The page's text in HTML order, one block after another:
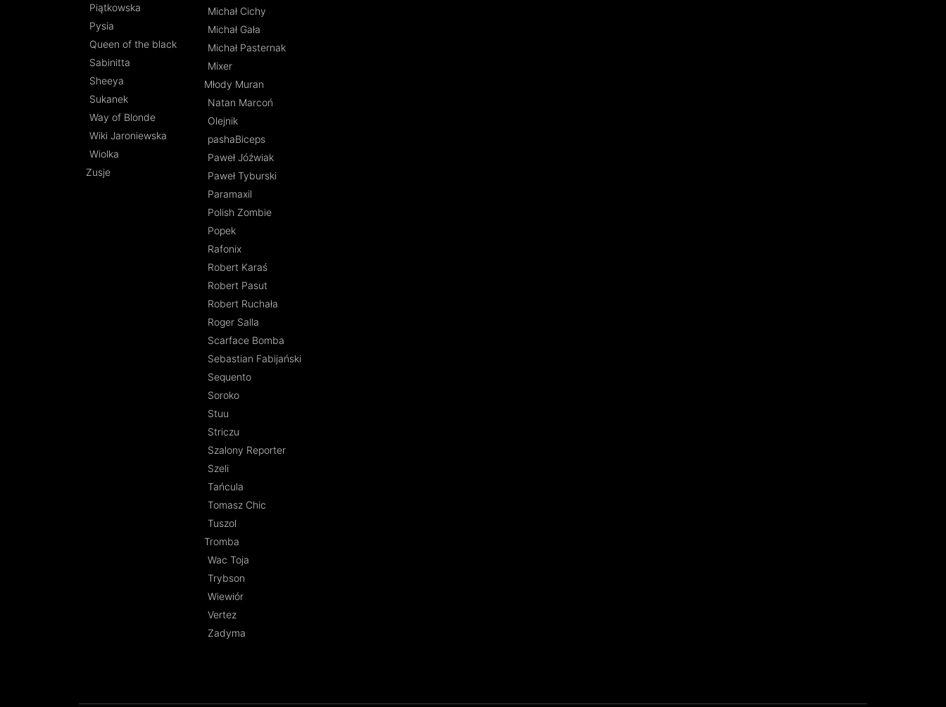
Piątkowska
Pysia
Queen of the black
Sabinitta
Sheeya
Sukanek
Way of Blonde
Wiki Jaroniewska
Wiolka
Zusje
Michał Cichy
Michał Gała
Michał Pasternak
Mixer
Młody Muran
Natan Marcoń
Olejnik
pashaBiceps
Paweł Jóźwiak
Paweł Tyburski
Paramaxil
Polish Zombie
Popek
Rafonix
Robert Karaś
Robert Pasut
Robert Ruchała
Roger Salla
Scarface Bomba
Sebastian Fabijański
Sequento
Soroko
Stuu
Striczu
Szalony Reporter
Szeli
Tańcula
Tomasz Chic
Tuszol
Tromba
Wac Toja
Trybson
Wiewiór
Vertez
Zadyma